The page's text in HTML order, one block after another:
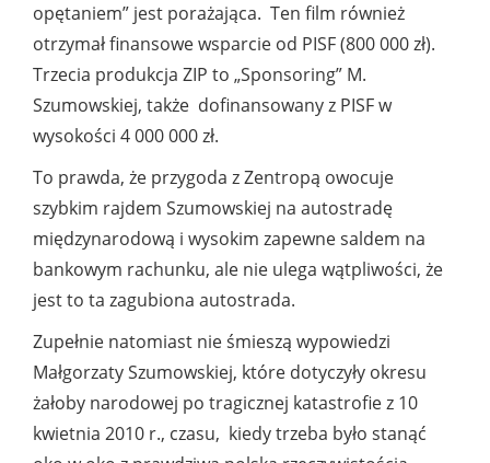
opętaniem” jest porażająca. Ten film również
otrzymał finansowe wsparcie od PISF (800 000 zł).
Trzecia produkcja ZIP to „Sponsoring” M.
Szumowskiej, także dofinansowany z PISF w
wysokości 4 000 000 zł.
To prawda, że przygoda z Zentropą owocuje
szybkim rajdem Szumowskiej na autostradę
międzynarodową i wysokim zapewne saldem na
bankowym rachunku, ale nie ulega wątpliwości, że
jest to ta zagubiona autostrada.
Zupełnie natomiast nie śmieszą wypowiedzi
Małgorzaty Szumowskiej, które dotyczyły okresu
żałoby narodowej po tragicznej katastrofie z 10
kwietnia 2010 r., czasu, kiedy trzeba było stanąć